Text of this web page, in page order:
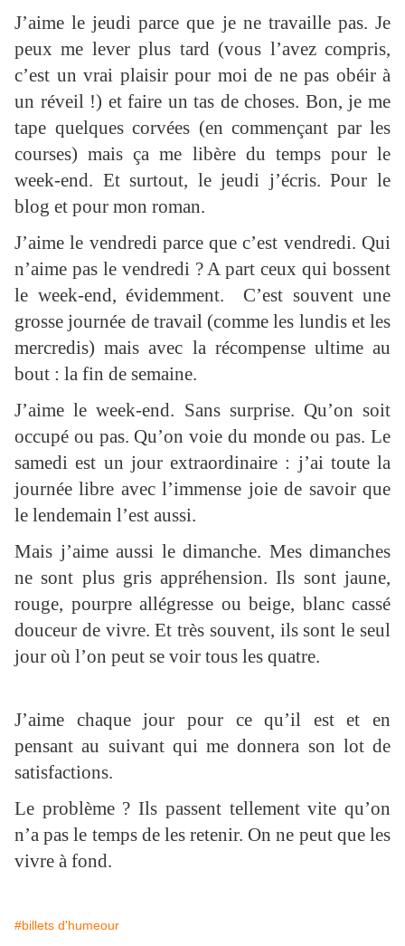
J’aime le jeudi parce que je ne travaille pas. Je
peux me lever plus tard (vous l’avez compris,
c’est un vrai plaisir pour moi de ne pas obéir à
un réveil !) et faire un tas de choses. Bon, je me
tape quelques corvées (en commençant par les
courses) mais ça me libère du temps pour le
week-end. Et surtout, le jeudi j’écris. Pour le
blog et pour mon roman.
J’aime le vendredi parce que c’est vendredi. Qui
n’aime pas le vendredi ? A part ceux qui bossent
le week-end, évidemment. C’est souvent une
grosse journée de travail (comme les lundis et les
mercredis) mais avec la récompense ultime au
bout : la fin de semaine.
J’aime le week-end. Sans surprise. Qu’on soit
occupé ou pas. Qu’on voie du monde ou pas. Le
samedi est un jour extraordinaire : j’ai toute la
journée libre avec l’immense joie de savoir que
le lendemain l’est aussi.
Mais j’aime aussi le dimanche. Mes dimanches
ne sont plus gris appréhension. Ils sont jaune,
rouge, pourpre allégresse ou beige, blanc cassé
douceur de vivre. Et très souvent, ils sont le seul
jour où l’on peut se voir tous les quatre.
J’aime chaque jour pour ce qu’il est et en
pensant au suivant qui me donnera son lot de
satisfactions.
Le problème ? Ils passent tellement vite qu’on
n’a pas le temps de les retenir. On ne peut que les
vivre à fond.
#billets d'humeour